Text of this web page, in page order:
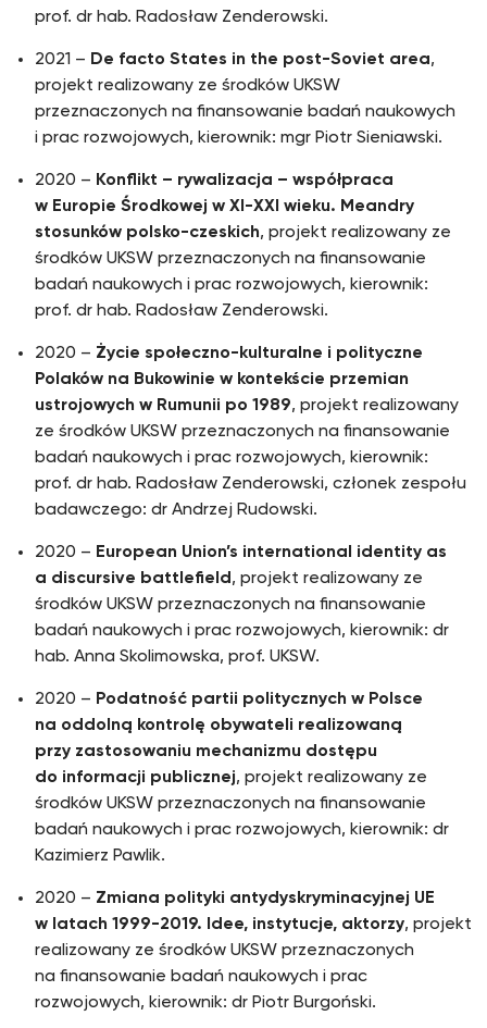
prof. dr hab. Radosław Zenderowski.
2021 – De facto States in the post-Soviet area,
projekt realizowany ze środków UKSW
przeznaczonych na finansowanie badań naukowych
i prac rozwojowych, kierownik: mgr Piotr Sieniawski.
2020 – Konflikt – rywalizacja – współpraca
w Europie Środkowej w XI-XXI wieku. Meandry
stosunków polsko-czeskich, projekt realizowany ze
środków UKSW przeznaczonych na finansowanie
badań naukowych i prac rozwojowych, kierownik:
prof. dr hab. Radosław Zenderowski.
2020 – Życie społeczno-kulturalne i polityczne
Polaków na Bukowinie w kontekście przemian
ustrojowych w Rumunii po 1989, projekt realizowany
ze środków UKSW przeznaczonych na finansowanie
badań naukowych i prac rozwojowych, kierownik:
prof. dr hab. Radosław Zenderowski, członek zespołu
badawczego: dr Andrzej Rudowski.
2020 – European Union’s international identity as
a discursive battlefield , projekt realizowany ze
środków UKSW przeznaczonych na finansowanie
badań naukowych i prac rozwojowych, kierownik: dr
hab. Anna Skolimowska, prof. UKSW.
2020 – Podatność partii politycznych w Polsce
na oddolną kontrolę obywateli realizowaną
przy zastosowaniu mechanizmu dostępu
do informacji publicznej, projekt realizowany ze
środków UKSW przeznaczonych na finansowanie
badań naukowych i prac rozwojowych, kierownik: dr
Kazimierz Pawlik.
2020 – Zmiana polityki antydyskryminacyjnej UE
w latach 1999-2019. Idee, instytucje, aktorzy, projekt
realizowany ze środków UKSW przeznaczonych
na finansowanie badań naukowych i prac
rozwojowych, kierownik: dr Piotr Burgoński.